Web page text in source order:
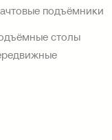
подъёмники
столы